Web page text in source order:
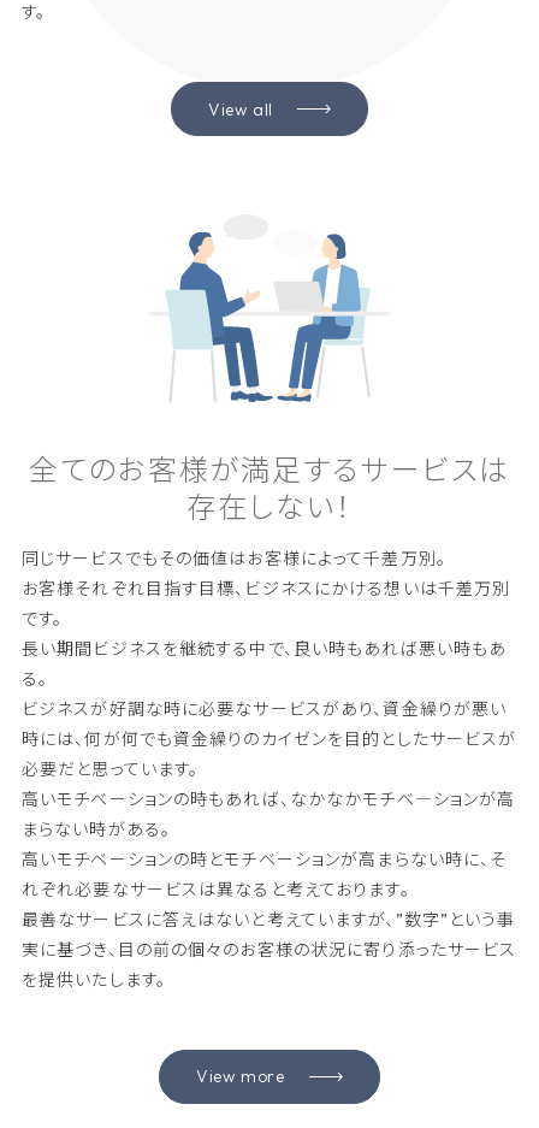
す。
View all
全てのお客様が満足 するサ ー ビス は
存在 しな い ！
同じサービスでもその価値はお客様によって千差万別。
お客様それぞれ目指す目標、ビジネスにかける想いは千差万別
です。
長い期間ビジネスを継続する中で、良い時もあれば悪い時もあ
る。
ビジネスが好調な時に必要なサービスがあり、資金繰りが悪い
時には、何が何でも資金繰りのカイゼンを目的としたサービスが
必要だと思っています。
高いモチベーションの時もあれば、なかなかモチベ―ションが高
まらない時がある。
高いモチベーションの時とモチベーションが高まらない時に、そ
れぞれ必要なサービスは異なると考えております。
最善なサービスに答えはないと考えていますが、”数字”という事
実に基づき、目の前の個々のお客様の状況に寄り添ったサービス
を提供いたします。
View more